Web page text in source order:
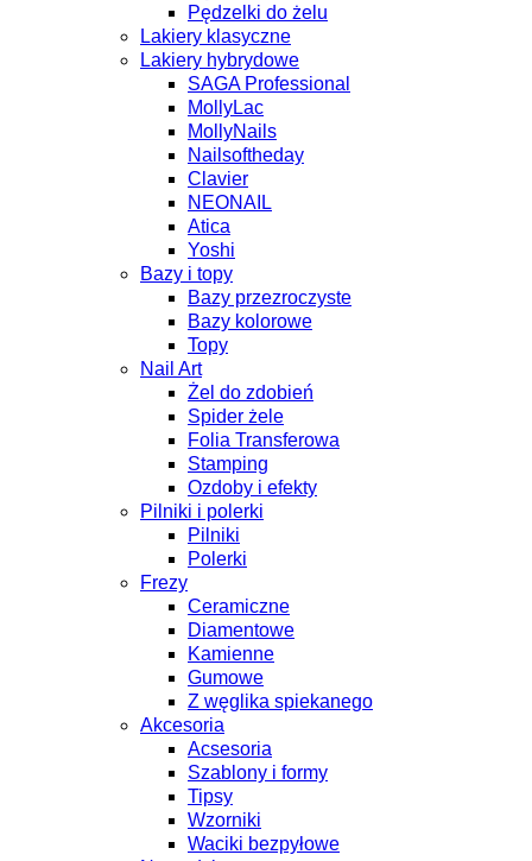
Pędzelki do żelu
Lakiery klasyczne
Lakiery hybrydowe
SAGA Professional
MollyLac
MollyNails
Nailsoftheday
Clavier
NEONAIL
Atica
Yoshi
Bazy i topy
Bazy przezroczyste
Bazy kolorowe
Topy
Nail Art
Żel do zdobień
Spider żele
Folia Transferowa
Stamping
Ozdoby i efekty
Pilniki i polerki
Pilniki
Polerki
Frezy
Ceramiczne
Diamentowe
Kamienne
Gumowe
Z węglika spiekanego
Akcesoria
Acsesoria
Szablony i formy
Tipsy
Wzorniki
Waciki bezpyłowe